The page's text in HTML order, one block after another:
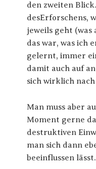
den zweiten
desErforschens,
jeweils geht
das war, was ich
gelernt, immer
damit auch auf
sich wirklich
Man muss aber
Moment gerne
destruktiven
man sich dann
beeinflussen lässt.